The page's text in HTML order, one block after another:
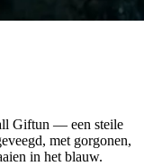
Giftun — een steile
met gorgonen,
in het blauw.